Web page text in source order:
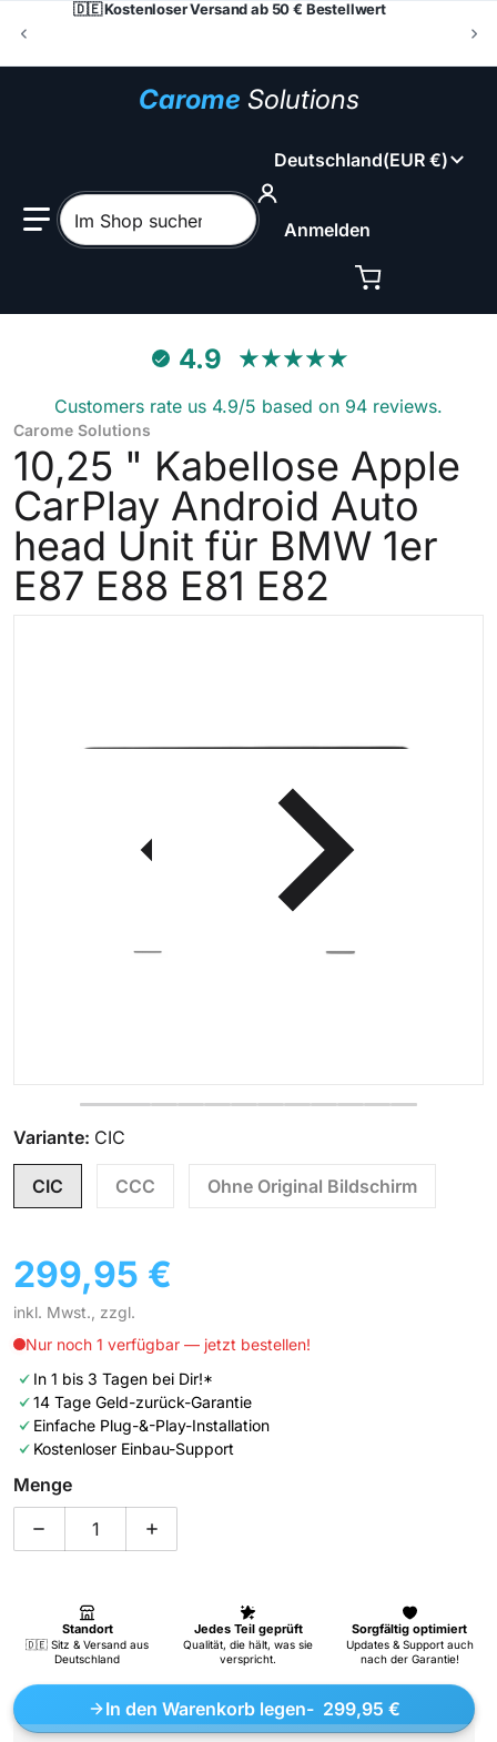
🇩🇪 Kostenloser Versand ab 50 € Bestellwert
Carome Solutions
Im Shop suchen
Land/Region
Deutschland EUR €
Anmelden
Medien 1 in der
4.9
Customers rate us 4.9/5 based on 94 reviews.
Carome Solutions
10,25 " Kabellose Apple
CarPlay Android Auto
head Unit für BMW 1er
E87 E88 E81 E82
Variante: CIC
CIC CCC Ohne Original Bildschirm
299,95 €
inkl. Mwst., zzgl.
Menge
In den Warenkorb legen 299,95 €